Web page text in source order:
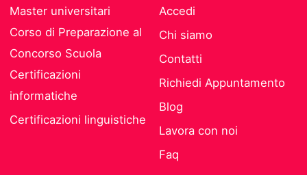
Master universitari
Corso di Preparazione al
Concorso Scuola
Certificazioni
informatiche
Certificazioni linguistiche
Accedi
Chi siamo
Contatti
Richiedi Appuntamento
Blog
Lavora con noi
Faq